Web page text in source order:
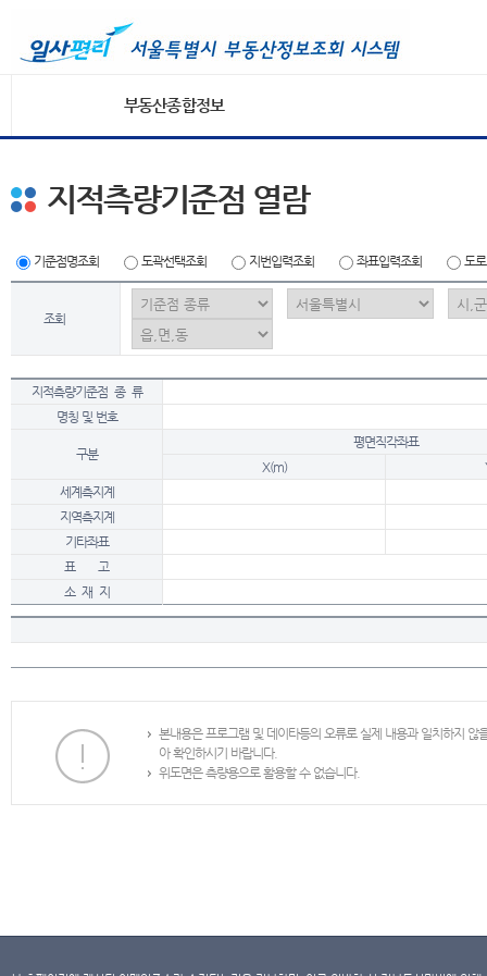
부동산종합정보
지적측량기준점 열람
기준점명조회 도곽선택조회 지번입력조회 좌표입력조회 도
조회
지적측량기준점 종 류
명칭 및 번호
구분
평면직각좌표
X(m)
세계측지계
지역측지계
기타좌표
표 고
소 재 지
본내용은 프로그램 및 데이타등의 오류로 실제 내용과 일치하지
아 확인하시기 바랍니다.
위도면은 측량용으로 활용할 수 없습니다.